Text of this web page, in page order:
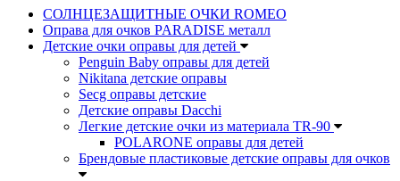
СОЛНЦЕЗАЩИТНЫЕ ОЧКИ ROMEO
Оправа для очков PARADISE металл
Детские очки оправы для детей
Penguin Baby оправы для детей
Nikitana детские оправы
Secg оправы детские
Детские оправы Dacchi
Легкие детские очки из материала TR-90
POLARONE оправы для детей
Брендовые пластиковые детские оправы для очков